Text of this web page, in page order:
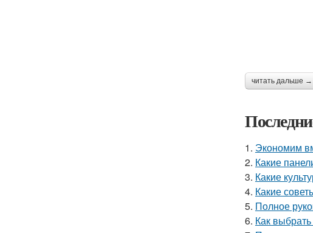
читать дальше →
1. Экономим
2. Какие
3. Какие
4. Какие
5. Полное
6. Как